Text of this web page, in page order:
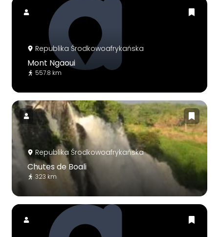
Republika Środkowoafrykańska
Mont Ngaoui
557.8 km
Republika Środkowoafrykańska
Chutes de Boali
323 km